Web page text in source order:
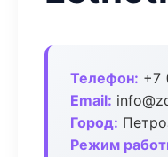
Телефон: +7
Email:
Город:
Режим